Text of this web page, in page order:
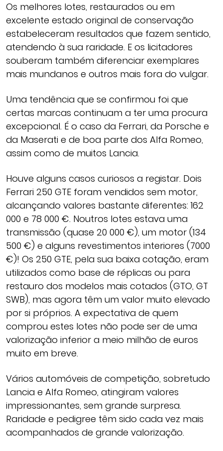
Os melhores lotes, restaurados ou em
excelente estado original de conservação
estabeleceram resultados que fazem sentido,
atendendo à sua raridade. E os licitadores
souberam também diferenciar exemplares
mais mundanos e outros mais fora do vulgar.
Uma tendência que se confirmou foi que
certas marcas continuam a ter uma procura
excepcional. É o caso da Ferrari, da Porsche e
da Maserati e de boa parte dos Alfa Romeo,
assim como de muitos Lancia.
Houve alguns casos curiosos a registar. Dois
Ferrari 250 GTE foram vendidos sem motor,
alcançando valores bastante diferentes: 162
000 e 78 000 €. Noutros lotes estava uma
transmissão (quase 20 000 €), um motor (134
500 €) e alguns revestimentos interiores (7000
€)! Os 250 GTE, pela sua baixa cotação, eram
utilizados como base de réplicas ou para
restauro dos modelos mais cotados (GTO, GT
SWB), mas agora têm um valor muito elevado
por si próprios. A expectativa de quem
comprou estes lotes não pode ser de uma
valorização inferior a meio milhão de euros
muito em breve.
Vários automóveis de competição, sobretudo
Lancia e Alfa Romeo, atingiram valores
impressionantes, sem grande surpresa.
Raridade e pedigree têm sido cada vez mais
acompanhados de grande valorização.